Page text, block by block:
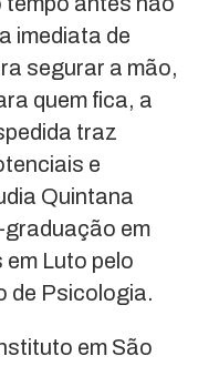
imediata de
segurar a mão,
quem fica, a
traz
e
Quintana
em
Luto pelo
de Psicologia.
em São